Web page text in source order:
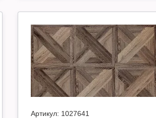
Артикул: 1027641